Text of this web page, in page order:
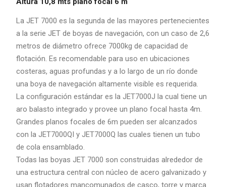
La JET 7000 es la segunda de las mayores pertenecientes
a la serie JET de boyas de navegación, con un caso de 2,6
metros de diámetro ofrece 7000kg de capacidad de
flotación. Es recomendable para uso en ubicaciones
costeras, aguas profundas y a lo largo de un río donde
una boya de navegación altamente visible es requerida.
La configuración estándar es la JET7000J la cual tiene un
aro balasto integrado y provee un plano focal hasta 4m.
Grandes planos focales de 6m pueden ser alcanzados
con la JET7000QI y JET7000Q las cuales tienen un tubo
de cola ensamblado.
Todas las boyas JET 7000 son construidas alrededor de
una estructura central con núcleo de acero galvanizado y
usan flotadores mancomunados de casco, torre y marca